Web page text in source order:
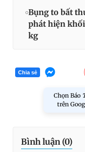
Bụng to bất
phát hiện
kg
Chia sẻ
Chọn Báo
trên
Bình luận (0)